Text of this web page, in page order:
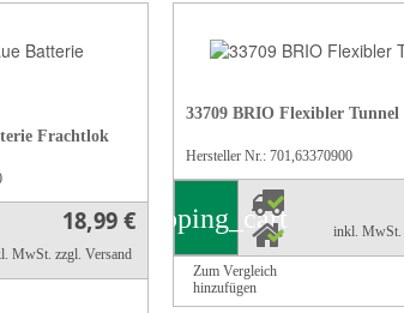
Frachtlok
18,99 €
MwSt. zzgl. Versand
33709 BRIO Flexibler Tunnel
Hersteller Nr.: 701,63370900
inkl. MwSt.
shopping_cart
Zum Vergleich
hinzufügen